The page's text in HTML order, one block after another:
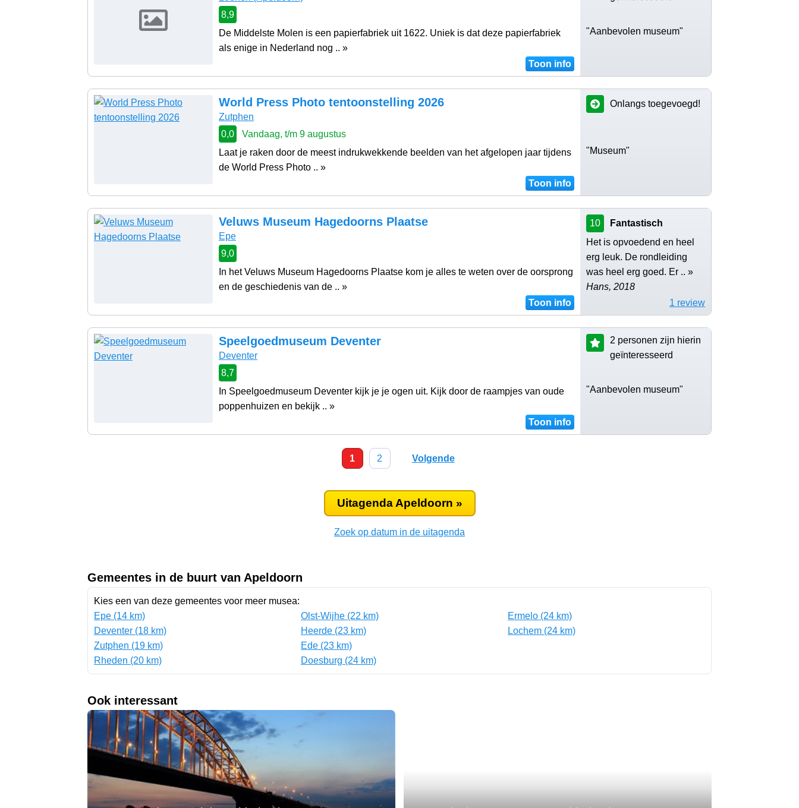
8,9
De Middelste Molen is een papierfabriek uit 1622. Uniek is dat deze papierfabriek
als enige in Nederland nog .. »
Toon info
"Aanbevolen museum"
World Press Photo tentoonstelling 2026
Zutphen
0,0
Vandaag, t/m 9 augustus
Laat je raken door de meest indrukwekkende beelden van het afgelopen jaar tijdens
de World Press Photo .. »
Toon info
Onlangs toegevoegd!
"Museum"
Veluws Museum Hagedoorns Plaatse
Epe
9,0
In het Veluws Museum Hagedoorns Plaatse kom je alles te weten over de oorsprong
en de geschiedenis van de .. »
Toon info
10
Fantastisch
Het is opvoedend en heel
erg leuk. De rondleiding
was heel erg goed. Er .. »
Hans, 2018
1 review
Speelgoedmuseum Deventer
Deventer
8,7
In Speelgoedmuseum Deventer kijk je je ogen uit. Kijk door de raampjes van oude
poppenhuizen en bekijk .. »
Toon info
2 personen zijn hierin
geïnteresseerd
"Aanbevolen museum"
1 2 Volgende
Uitagenda Apeldoorn »
Zoek op datum in de uitagenda
Gemeentes in de buurt van Apeldoorn
Kies een van deze gemeentes voor meer musea:
Epe (14 km)
Deventer (18 km)
Zutphen (19 km)
Rheden (20 km)
Olst-Wijhe (22 km)
Heerde (23 km)
Ede (23 km)
Doesburg (24 km)
Ermelo (24 km)
Lochem (24 km)
Ook interessant